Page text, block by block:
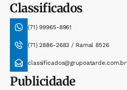
Classificados
(71) 99965-8961
(71) 2886-2683 / Ramal 8526
classificados@grupoatarde.com.br
Publicidade